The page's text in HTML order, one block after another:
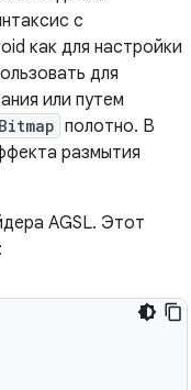
с
как для настройки
для
или путем
Bitmap полотно. В
размытия
AGSL. Этот